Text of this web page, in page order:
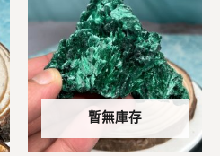
暫無庫存